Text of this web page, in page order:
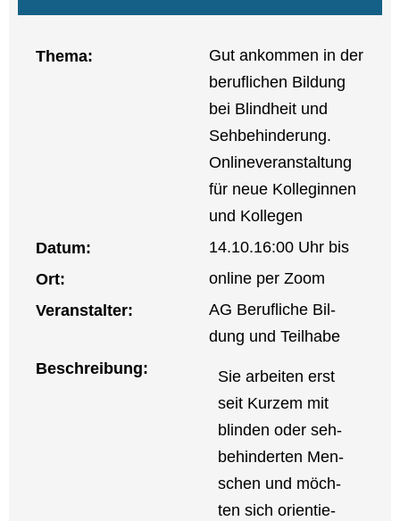
The­ma:
Gut ankom­men in der
beruf­li­chen Bil­dung
bei Blind­heit und
Seh­be­hin­de­rung.
Onlin­ever­an­stal­tung
für neue Kol­le­gin­nen
und Kol­le­gen
Datum:
14.10.16:00 Uhr bis
Ort:
online per Zoom
Ver­an­stal­ter:
AG Beruf­li­che Bil­
dung und Teil­ha­be
Beschrei­bung:
Sie arbei­ten erst
seit Kur­zem mit
blin­den oder seh­
be­hin­der­ten Men­
schen und möch­
ten sich ori­en­tie­